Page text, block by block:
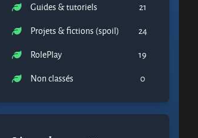
Guides & tutoriels
21
Projets & fictions (spoil)
24
RolePlay
19
Non classés
0